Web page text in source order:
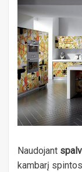
Naudojant
kambarį